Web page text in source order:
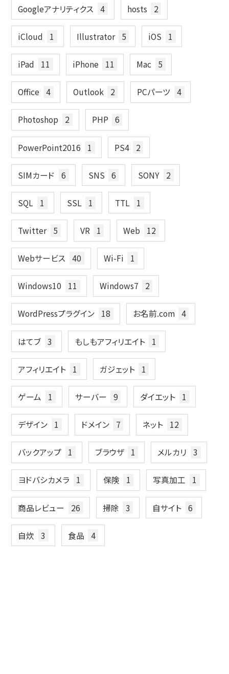
Googleアナリティクス 4 hosts 2
iCloud 1 Illustrator 5 iOS 1
iPad 11 iPhone 11 Mac 5
Office 4 Outlook 2 PCパーツ 4
Photoshop 2 PHP 6
PowerPoint2016 1 PS4 2
SIMカード 6 SNS 6 SONY 2
SQL 1 SSL 1 TTL 1
Twitter 5 VR 1 Web 12
Webサービス 40 Wi-Fi 1
Windows10 11 Windows7 2
WordPressプラグイン 18 お名前.com 4
はてブ 3 もしもアフィリエイト 1
アフィリエイト 1 ガジェット 1
ゲーム 1 サーバー 9 ダイエット 1
デザイン 1 ドメイン 7 ネット 12
バックアップ 1 ブラウザ 1 メルカリ 3
ヨドバシカメラ 1 保険 1 写真加工 1
商品レビュー 26 掃除 3 自サイト 6
自炊 3 食品 4